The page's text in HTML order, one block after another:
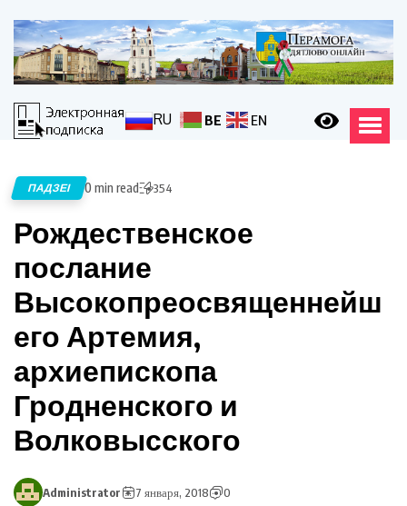
RU BE EN
ПАДЗЕІ 0 min read 354
Рождественское
послание
Высокопреосвященнейш
его Артемия,
архиепископа
Гродненского и
Волковысского
Administrator 7 января, 2018 0